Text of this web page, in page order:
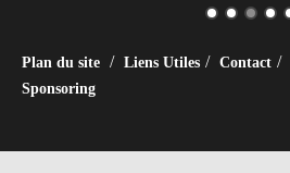
Plan du site / Liens Utiles / Contact /
Sponsoring